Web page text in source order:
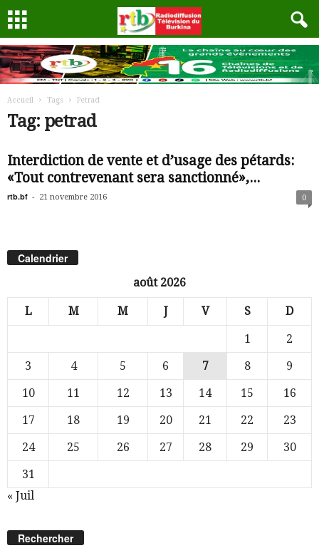
Accueil Tags Petrad
Tag: petrad
Interdiction de vente et d’usage des pétards:
«Tout contrevenant sera sanctionné»,...
rtb.bf - 21 novembre 2016 0
Calendrier
août 2026
L M M J V S D
1
2
3
4 5 6 7 8
9
10
11 12 13 14 15
16
17
18 19 20 21 22
23
24
25 26 27 28 29
30
31
« Juil
Rechercher